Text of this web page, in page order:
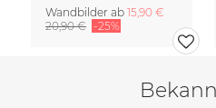
Wandbilder ab 15,90 €
20,90 € -25%